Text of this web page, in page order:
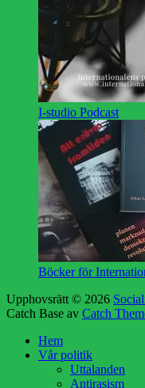
I-studio Podcast
Böcker för
Upphovsrätt © 2026
Catch Base av Catch
Hem
Vår politik
Uttalanden
Antirasism